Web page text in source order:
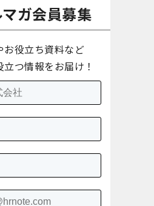
ガ会員募集
お役立ち資料など
つ情報をお届け！